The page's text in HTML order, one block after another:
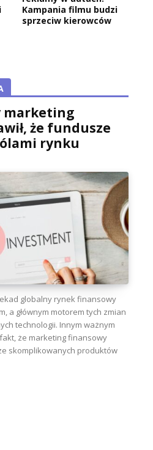
Kampania filmu budzi
sprzeciw kierowców
marketing
że fundusze
rynku
globalny rynek finansowy
a głównym motorem tych zmian
technologii. Innym ważnym
że marketing finansowy
skomplikowanych produktów